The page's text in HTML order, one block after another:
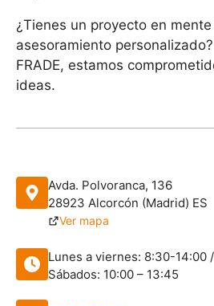
¿Tienes un proyecto en
asesoramiento
FRADE, estamos
ideas.
Avda. Polvoranca, 136
28923 Alcorcón (Madrid) ES
Ver mapa
Lunes a viernes: 8:30-14:00
Sábados: 10:00 – 13:45